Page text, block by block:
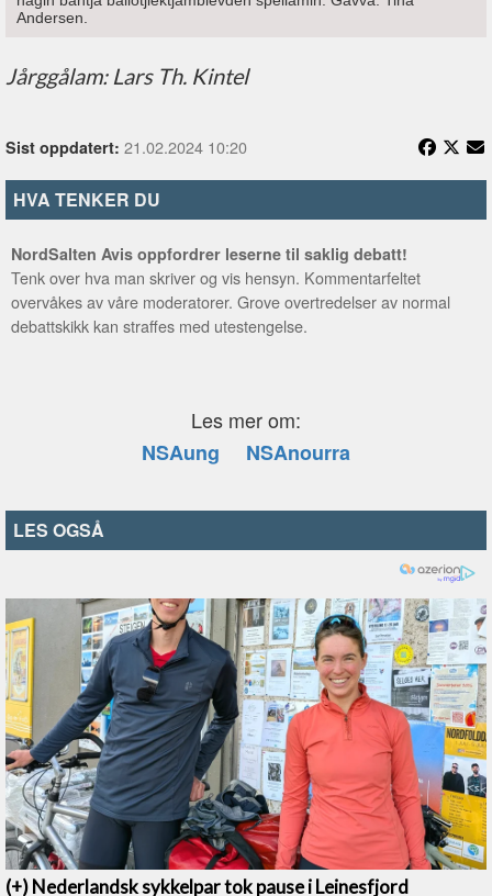
Andersen.
Jårggålam: Lars Th. Kintel
Sist oppdatert: 21.02.2024 10:20
HVA TENKER DU
NordSalten Avis oppfordrer leserne til saklig debatt!
Tenk over hva man skriver og vis hensyn. Kommentarfeltet
overvåkes av våre moderatorer. Grove overtredelser av normal
debattskikk kan straffes med utestengelse.
Les mer om:
NSAung
NSAnourra
LES OGSÅ